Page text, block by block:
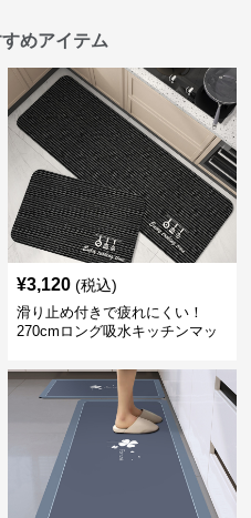
めアイテム
¥3,120 (税込)
滑り止め付きで疲れにくい！
270cmロング吸水キッチンマッ